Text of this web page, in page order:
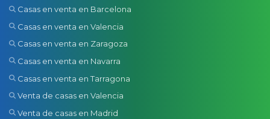
Casas en venta en Barcelona
Casas en venta en Valencia
Casas en venta en Zaragoza
Casas en venta en Navarra
Casas en venta en Tarragona
Venta de casas en Valencia
Venta de casas en Madrid